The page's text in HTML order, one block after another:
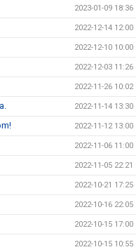
2023-01-09 18:36
2022-12-14 12:00
2022-12-10 10:00
2022-12-03 11:26
2022-11-26 10:02
2022-11-14 13:30
2022-11-12 13:00
2022-11-06 11:00
2022-11-05 22:21
2022-10-21 17:25
2022-10-16 22:05
2022-10-15 17:00
2022-10-15 10:55